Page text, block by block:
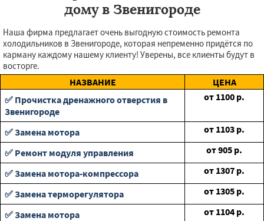
дому в Звенигороде
Наша фирма предлагает очень выгодную стоимость ремонта
холодильников в Звенигороде, которая непременно придётся по
карману каждому нашему клиенту! Уверены, все клиенты будут в
восторге.
НАЗВАНИЕ
ЦЕНА
✅ Прочистка дренажного отверстия в
Звенигороде
от 1100 р.
✅ Замена мотора от 1103 р.
✅ Ремонт модуля управления
от905 р.
✅ Замена мотора-компрессора
от 1307 р.
✅ Замена терморегулятора
от 1305 р.
✅ Замена мотора
от 1104 р.